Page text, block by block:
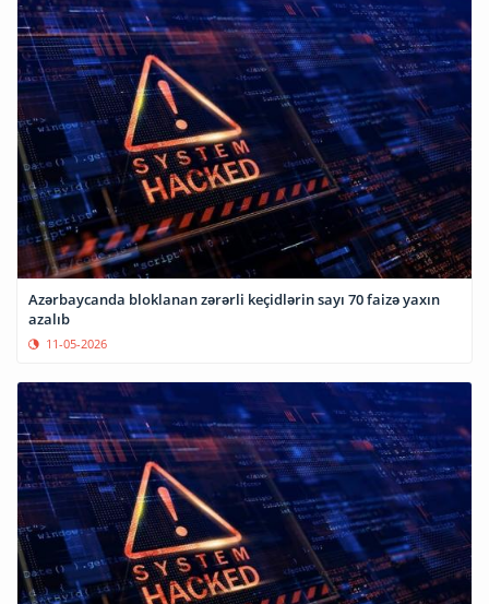
Azərbaycanda bloklanan zərərli keçidlərin sayı 70 faizə yaxın
azalıb
11-05-2026